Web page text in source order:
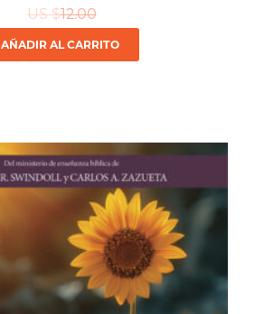
US $12.00
AÑADIR AL CARRITO